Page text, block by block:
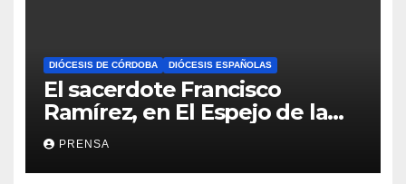
DIÓCESIS DE CÓRDOBA DIÓCESIS ESPAÑOLAS
El sacerdote Francisco
Ramírez, en El Espejo de la
Iglesia
PRENSA